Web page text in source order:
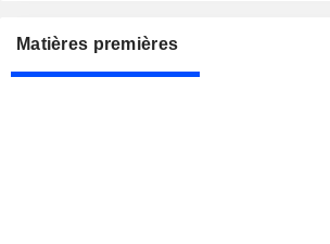
Matières premières